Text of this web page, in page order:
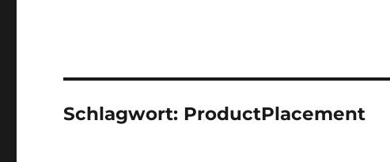
Schlagwort: ProductPlacement